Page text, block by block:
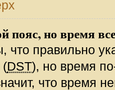
пояс, но время
что правильно
(DST), но время
что время